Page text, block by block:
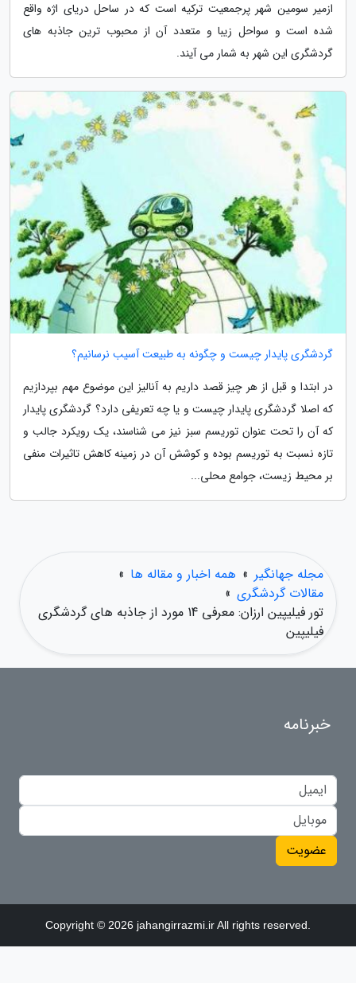
ازمیر سومین شهر پرجمعیت ترکیه است که در ساحل دریای اژه واقع
شده است و سواحل زیبا و متعدد آن از محبوب ترین جاذبه های
گردشگری این شهر به شمار می آیند.
گردشگری پایدار چیست و چگونه به طبیعت آسیب نرسانیم؟
در ابتدا و قبل از هر چیز قصد داریم به آنالیز این موضوع مهم بپردازیم
که اصلا گردشگری پایدار چیست و یا چه تعریفی دارد؟ گردشگری پایدار
که آن را تحت عنوان توریسم سبز نیز می شناسند، یک رویکرد جالب و
تازه نسبت به توریسم بوده و کوشش آن در زمینه کاهش تاثیرات منفی
بر محیط زیست، جوامع محلی...
مجله جهانگیر » همه اخبار و مقاله ها »
مقالات گردشگری »
تور فیلیپین ارزان: معرفی 14 مورد از جاذبه های گردشگری
فیلیپین
خبرنامه
عضویت
Copyright © 2026 jahangirrazmi.ir All rights reserved.